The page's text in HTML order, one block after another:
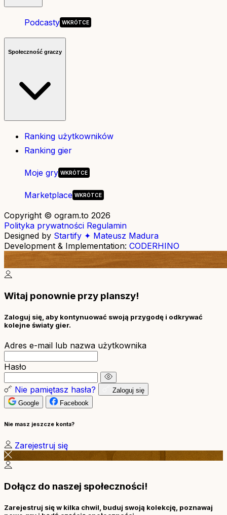
Podcasty
Społeczność graczy
Ranking użytkowników
Ranking gier
Moje gry
Marketplace
Copyright © ogram.to 2026
Polityka prywatności Regulamin
Designed by Startify ✦ Mateusz Madura
Development & Implementation: CODERHINO
Witaj ponownie przy planszy!
Zaloguj się, aby kontynuować swoją przygodę i odkrywać
kolejne światy gier.
Adres e-mail lub nazwa użytkownika
Hasło
Nie pamiętasz hasła?
Zaloguj się
Google
Facebook
Nie masz jeszcze konta?
Zarejestruj się
Dołącz do naszej społeczności!
Zarejestruj się w kilka chwil, buduj swoją kolekcję, poznawaj